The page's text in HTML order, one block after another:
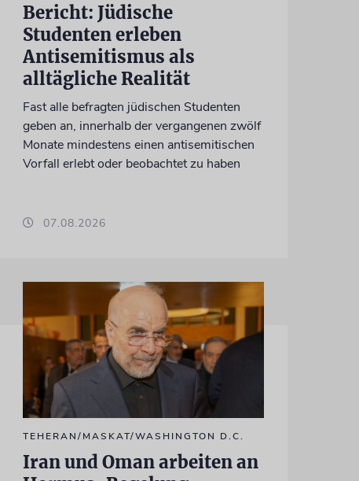
Bericht: Jüdische
Studenten erleben
Antisemitismus als
alltägliche Realität
Fast alle befragten jüdischen Studenten
geben an, innerhalb der vergangenen zwölf
Monate mindestens einen antisemitischen
Vorfall erlebt oder beobachtet zu haben
07.08.2026
TEHERAN/MASKAT/WASHINGTON D.C.
Iran und Oman arbeiten an